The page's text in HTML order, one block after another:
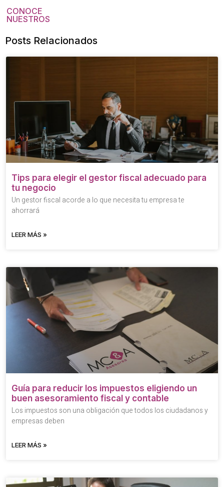
CONOCE
NUESTROS
Posts Relacionados
Tips para elegir el gestor fiscal adecuado para
tu negocio
Un gestor fiscal acorde a lo que necesita tu empresa te
ahorrará
LEER MÁS »
Guía para reducir los impuestos eligiendo un
buen asesoramiento fiscal y contable
Los impuestos son una obligación que todos los ciudadanos y
empresas deben
LEER MÁS »